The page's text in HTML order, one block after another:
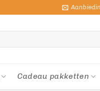
Cadeau pakketten